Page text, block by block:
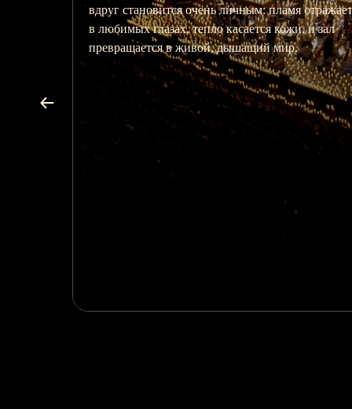
и комфортный зал — всё, что нужно, для
прекрасного концерта в этот майский день.